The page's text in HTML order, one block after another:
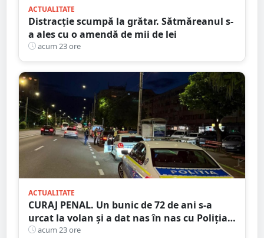
ACTUALITATE
Distracție scumpă la grătar. Sătmăreanul s-
a ales cu o amendă de mii de lei
acum 23 ore
ACTUALITATE
CURAJ PENAL. Un bunic de 72 de ani s-a
urcat la volan și a dat nas în nas cu Poliția
Satu Mare
acum 23 ore